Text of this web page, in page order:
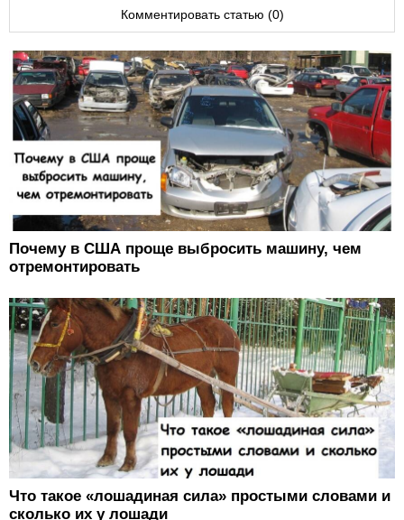
Комментировать статью (0)
Почему в США проще выбросить машину, чем
отремонтировать
Что такое «лошадиная сила» простыми словами и
сколько их у лошади